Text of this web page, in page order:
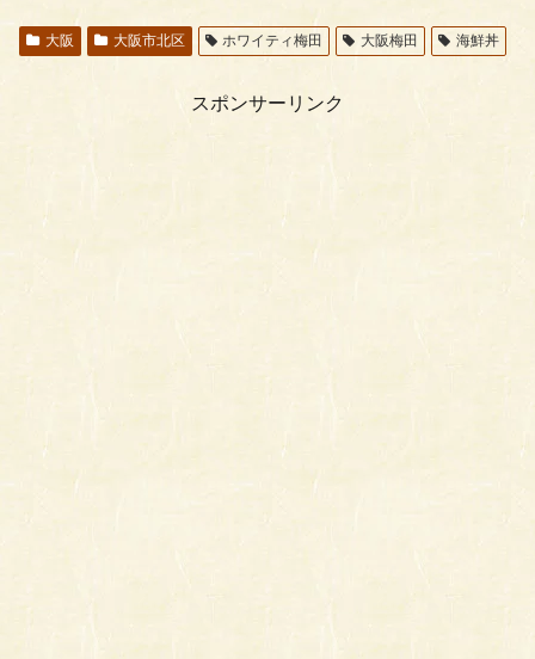
大阪 大阪市北区 ホワイティ梅田 大阪梅田 海鮮丼
スポンサーリンク